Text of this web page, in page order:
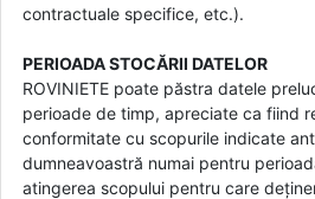
contractuale specifice, etc.).
PERIOADA STOCĂRII DATELOR
ROVINIETE poate păstra datele
perioade de timp, apreciate ca fiind
conformitate cu scopurile indicate
dumneavoastră numai pentru
atingerea scopului pentru care